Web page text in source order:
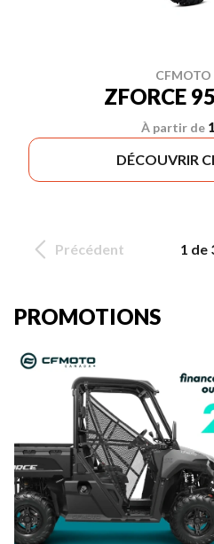
CFMOTO
ZFORCE
À partir de
DÉCOUVRIR
Précédent 1 de
PROMOTIONS